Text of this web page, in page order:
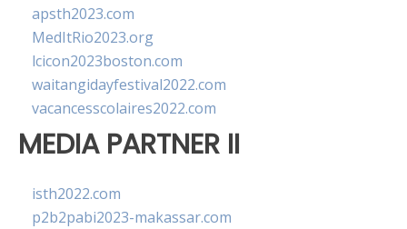
apsth2023.com
MedItRio2023.org
lcicon2023boston.com
waitangidayfestival2022.com
vacancesscolaires2022.com
MEDIA PARTNER II
isth2022.com
p2b2pabi2023-makassar.com